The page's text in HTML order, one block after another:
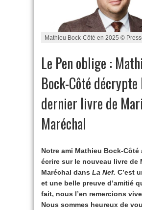
Mathieu Bock-Côté en 2025 ©
Le Pen oblige :
Bock-Côté décrypte
dernier livre de
Maréchal
Notre ami Mathieu Bock-Côté
écrire sur le nouveau livre de
Maréchal dans La Nef. C’est
et une belle preuve d’amitié
fait, nous l’en remercions
Nous sommes heureux de